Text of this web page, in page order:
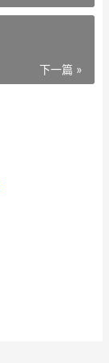
下一篇 »